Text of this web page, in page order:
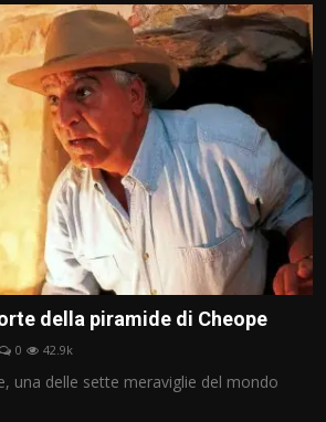
della piramide di Cheope
0 42.9k
una delle sette meraviglie del mondo